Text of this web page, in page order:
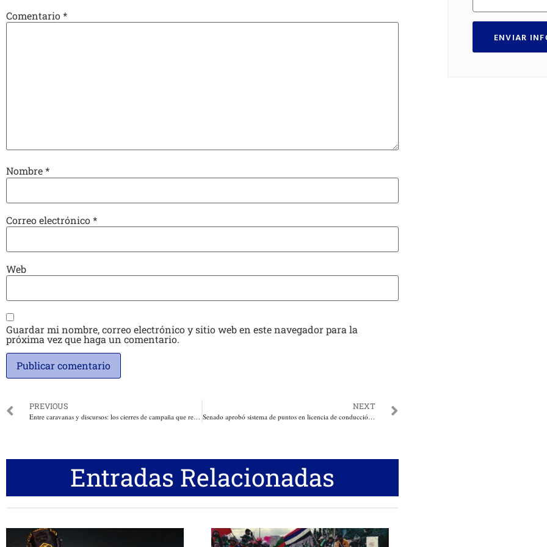
Comentario*
Nombre*
Correo electrónico*
Web
Guardar mi nombre, correo electrónico y sitio web en este navegador para la
próxima vez que haga un comentario.
PREVIOUS
Entre caravanas y discursos: los cierres de campaña que retratan la nueva política colombiana. Por: Silverio José Herrera Caraballo
NEXT
Senado aprobó sistema de puntos en licencia de conducción que puede dejar sin pase a quien siga infringiendo
Entradas Relacionadas
ENVIAR